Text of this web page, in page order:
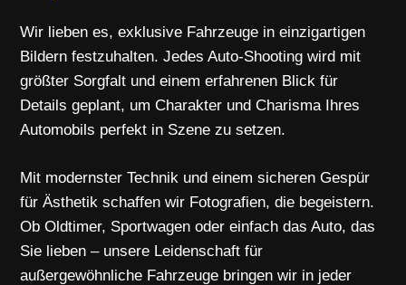
Wir lieben es, exklusive Fahrzeuge in einzigartigen
Bildern festzuhalten. Jedes Auto-Shooting wird mit
größter Sorgfalt und einem erfahrenen Blick für
Details geplant, um Charakter und Charisma Ihres
Automobils perfekt in Szene zu setzen.
Mit modernster Technik und einem sicheren Gespür
für Ästhetik schaffen wir Fotografien, die begeistern.
Ob Oldtimer, Sportwagen oder einfach das Auto, das
Sie lieben – unsere Leidenschaft für
außergewöhnliche Fahrzeuge bringen wir in jeder